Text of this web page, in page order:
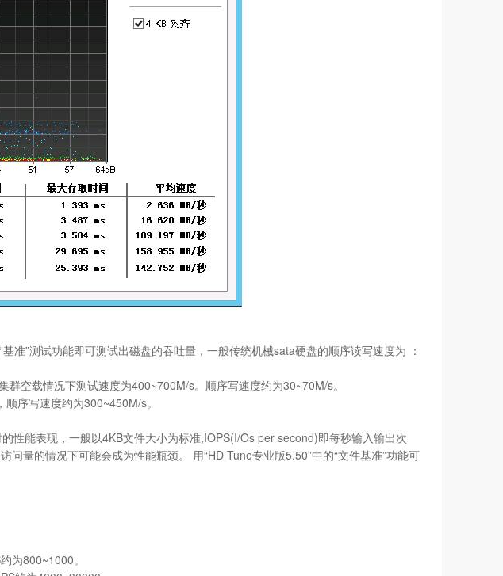
准”测试功能即可测试出磁盘的吞吐量，一般传统机械sata硬盘的顺序读写速度为 ：
空载情况下测试速度为400~700M/s。顺序写速度约为30~70M/s。
序写速度约为300~450M/s。
性能表现，一般以4KB文件大小为标准,IOPS(I/Os per second)即每秒输入输出次
量的情况下可能会成为性能瓶颈。 用“HD Tune专业版5.50”中的“文件基准”功能可
为800~1000。